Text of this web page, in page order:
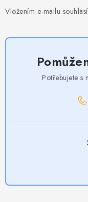
Vložením e-mailu
Potřebujete s